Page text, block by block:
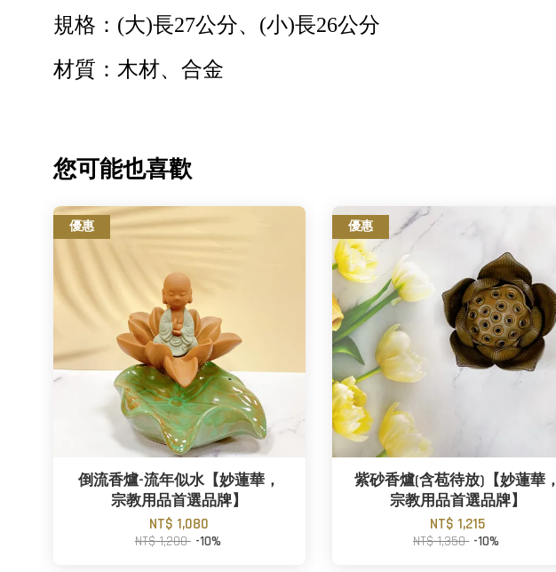
規格：(大)長27公分、(小)長26公分
材質：木材、合金
您可能也喜歡
優惠
倒流香爐-流年似水【妙蓮華，
宗教用品首選品牌】
NT$ 1,080
NT$ 1,200 -10%
優惠
紫砂香爐(含苞待放)【妙蓮華，
宗教用品首選品牌】
NT$ 1,215
NT$ 1,350 -10%